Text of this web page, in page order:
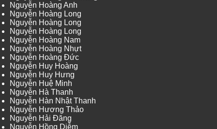
Nguyễn Hoàng Anh
Nguyễn Hoàng Long
Nguyễn Hoàng Long
Nguyễn Hoàng Long
Nguyễn Hoàng Nam
Nguyễn Hoàng Nhựt
Nguyễn Hoàng Đức
Nguyễn Huy Hoàng
Nguyễn Huy Hưng
Nguyễn Huệ Minh
Nguyễn Hà Thanh
Nguyễn Hàn Nhật Thanh
Nguyễn Hương Thảo
Nguyễn Hải Đăng
Nguyễn Hồng Diễm